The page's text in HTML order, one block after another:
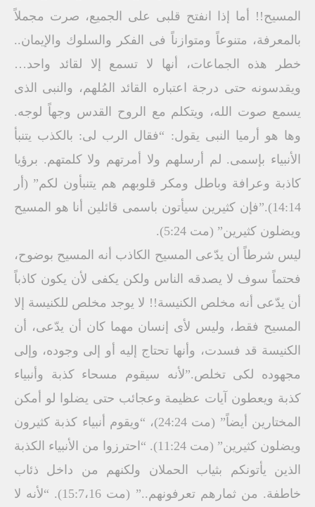
المسيح!! أما إذا انفتح قلبى على الجميع، صرت مجملاً
بالمعرفة، متنوعاً ومتوازناً فى الفكر والسلوك والإيمان..
خطر هذه الجماعات، أنها لا تسمع إلا لقائد واحد…
ويقدسونه حتى درجة اعتباره القائد المُلهم، والنبى الذى
يسمع صوت الله، ويتكلم مع الروح القدس وجهاً لوجه.
وها هو أرميا النبى يقول: “فقال الرب لى: بالكذب يتنبأ
الأنبياء بإسمى. لم أرسلهم ولا أمرتهم ولا كلمتهم. برؤيا
كاذبة وعرافة وباطل ومكر قلوبهم هم يتنبأون لكم” (أر
14:14).”فإن كثيرين سيأتون باسمى قائلين أنا هو المسيح
ويضلون كثيرين” (مت 5:24).
ليس شرطاً أن يدّعى المسيح الكاذب أنه المسيح بوضوح،
فحتماً سوف لا يصدقه الناس ولكن يكفى لأن يكون كاذباً
أن يدّعى أنه مخلص الكنيسة!! لا يوجد مخلص للكنيسة إلا
المسيح فقط، وليس لأى إنسان مهما كان أن يدّعى، أن
الكنيسة قد فسدت، وأنها تحتاج إليه أو إلى وجوده، وإلى
مجهوده لكى تخلص.”لأنه سيقوم مسحاء كذبة وأنبياء
كذبة ويعطون آيات عظيمة وعجائب حتى يضلوا لو أمكن
المختارين أيضاً” (مت 24:24)، “ويقوم أنبياء كذبة كثيرون
ويضلون كثيرين” (مت 11:24). “احترزوا من الأنبياء الكذبة
الذين يأتونكم بثياب الحملان ولكنهم من داخل ذئاب
خاطفة. من ثمارهم تعرفونهم..” (مت 15:7،16). “لأنه لا